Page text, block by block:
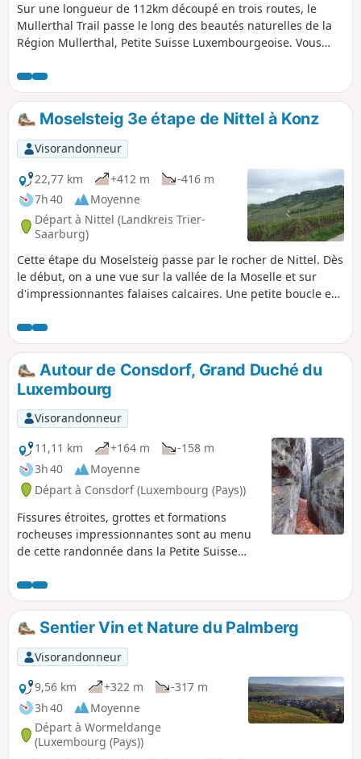
Sur une longueur de 112km découpé en trois routes, le
Mullerthal Trail passe le long des beautés naturelles de la
Région Mullerthal, Petite Suisse Luxembourgeoise. Vous
forêts, souvent juste à côté de formations rocheuses
typiques et impressionnantes. Le Mullerthal Trail est certifié
avec le label "Leading Quality Trails - Best of Europe".
Moselsteig 3e étape de Nittel à Konz
Visorandonneur
22,77 km
+412 m
-416 m
7h 40
Moyenne
Départ à Nittel (Landkreis Trier-
Saarburg)
Cette étape du Moselsteig passe par le rocher de Nittel. Dès
le début, on a une vue sur la vallée de la Moselle et sur
d'impressionnantes falaises calcaires. Une petite boucle est
Wasserliescher Berg. Pendant la période de floraison, on
peut y admirer des plantes rares dans leur environnement
naturel. Des sentiers escarpés à travers la forêt
redescendent le long d'un chemin de croix et mènent
finalement à la ville de Konz en passant par l'embouchure
de la Sarre.
Autour de Consdorf, Grand Duché du
Luxembourg
Visorandonneur
11,11 km
+164 m
-158 m
3h 40
Moyenne
Départ à Consdorf (Luxembourg (Pays))
Fissures étroites, grottes et formations
rocheuses impressionnantes sont au menu
de cette randonnée dans la Petite Suisse
Sentier Vin et Nature du Palmberg
Visorandonneur
9,56 km
+322 m
-317 m
3h 40
Moyenne
Départ à Wormeldange
(Luxembourg (Pays))